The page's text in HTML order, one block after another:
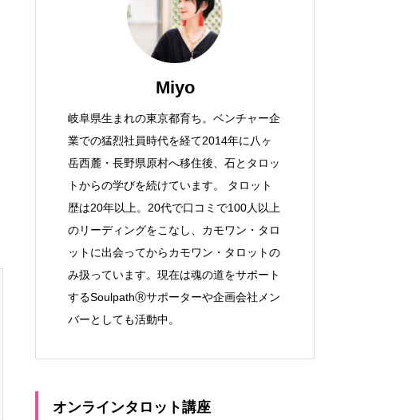
Miyo
岐阜県生まれの東京都育ち。ベンチャー企
業での猛烈社員時代を経て2014年に八ヶ
岳西麓・長野県原村へ移住後、石とタロッ
トからの学びを続けています。 タロット
歴は20年以上。20代で口コミで100人以上
のリーディングをこなし、カモワン・タロ
ットに出会ってからカモワン・タロットの
み扱っています。現在は魂の道をサポート
するSoulpathⓇサポーターや企画会社メン
バーとしても活動中。
オンラインタロット講座